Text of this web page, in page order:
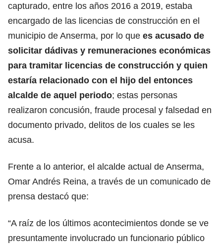
capturado, entre los años 2016 a 2019, estaba
encargado de las licencias de construcción en el
municipio de Anserma, por lo que es acusado de
solicitar dádivas y remuneraciones económicas
para tramitar licencias de construcción y quien
estaría relacionado con el hijo del entonces
alcalde de aquel periodo; estas personas
realizaron concusión, fraude procesal y falsedad en
documento privado, delitos de los cuales se les
acusa.
Frente a lo anterior, el alcalde actual de Anserma,
Omar Andrés Reina, a través de un comunicado de
prensa destacó que:
“A raíz de los últimos acontecimientos donde se ve
presuntamente involucrado un funcionario público